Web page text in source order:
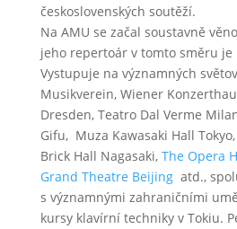
československých soutěží.
Na AMU se začal soustavně
jeho repertoár v tomto směru je
Vystupuje na významných
Musikverein, Wiener
Dresden, Teatro Dal Verme
Gifu, Muza Kawasaki Hall
Brick Hall Nagasaki, The Opera
Grand Theatre Beijingatd.,
s významnými zahraničními
kursy klavírní techniky v Tokiu.